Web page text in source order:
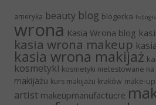
ameryka beauty blog blogerka
wrona Kasia Wrona blog
kasia wrona makeup
kasia wrona makijaż
kosmetyki kosmetyki nietestowane
makijażu kurs makijażu kraków make-up
artist makeupmanufactucre